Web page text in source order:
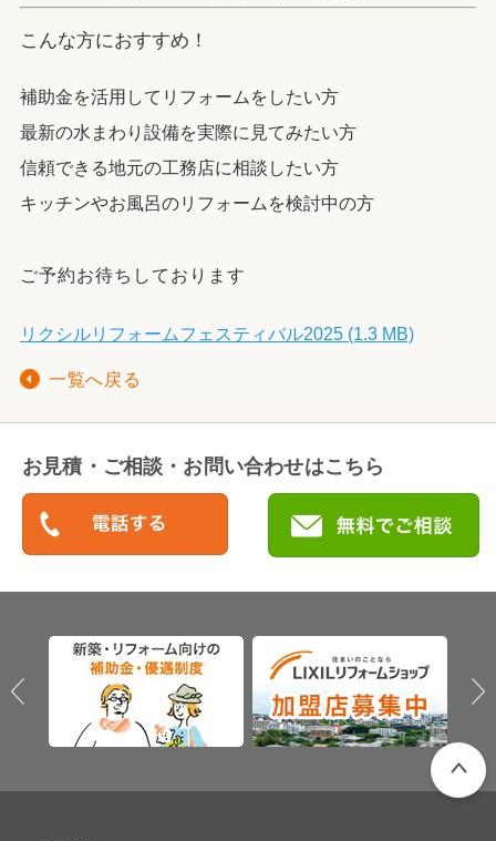
こんな方におすすめ！
補助金を活用してリフォームをしたい方
最新の水まわり設備を実際に見てみたい方
信頼できる地元の工務店に相談したい方
キッチンやお風呂のリフォームを検討中の方
ご予約お待ちしております
リクシルリフォームフェスティバル2025 (1.3 MB)
一覧へ戻る
お見積・ご相談・お問い合わせはこちら